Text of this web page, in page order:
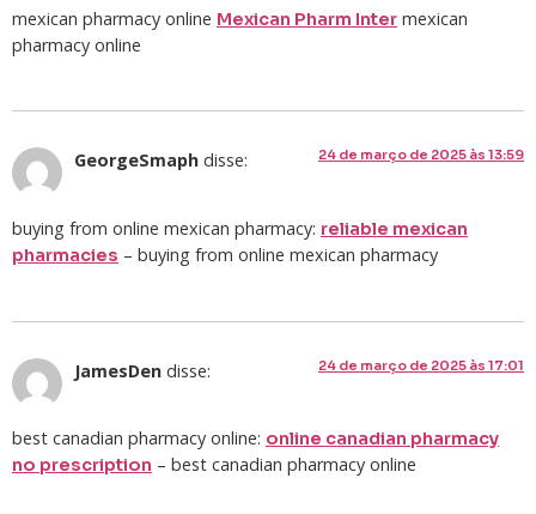
mexican pharmacy online Mexican Pharm Inter mexican
pharmacy online
GeorgeSmaph disse: 24 de março de 2025 às 13:59
buying from online mexican pharmacy: reliable mexican
pharmacies – buying from online mexican pharmacy
JamesDen disse: 24 de março de 2025 às 17:01
best canadian pharmacy online: online canadian pharmacy
no prescription – best canadian pharmacy online